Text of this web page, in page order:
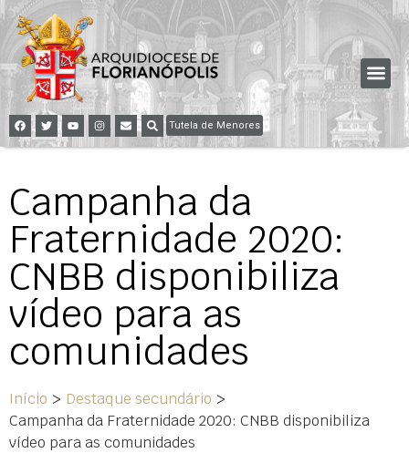
Tutela de Menores
Campanha da
Fraternidade 2020:
CNBB disponibiliza
vídeo para as
comunidades
Início > Destaque secundário >
Campanha da Fraternidade 2020: CNBB disponibiliza
vídeo para as comunidades